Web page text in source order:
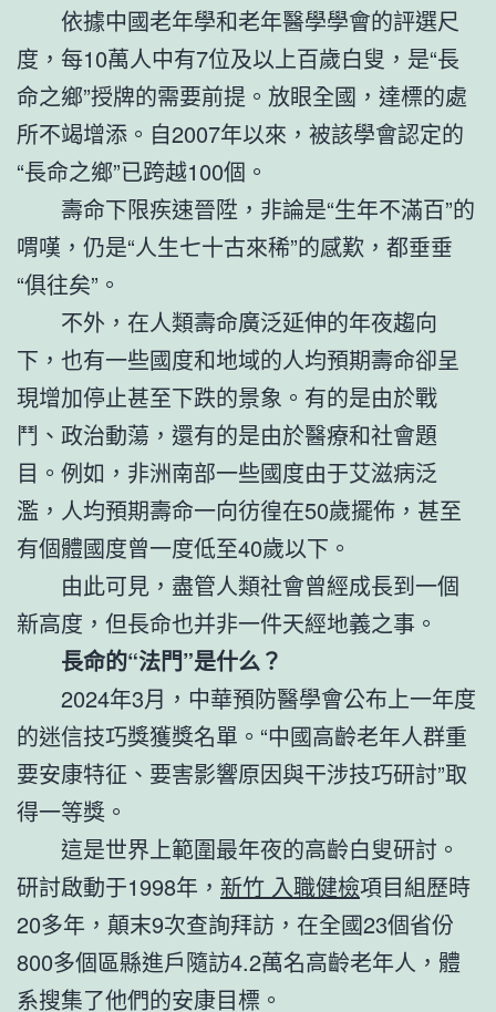
依據中國老年學和老年醫學學會的評選尺
度，每10萬人中有7位及以上百歲白叟，是“長
命之鄉”授牌的需要前提。放眼全國，達標的處
所不竭增添。自2007年以來，被該學會認定的
“長命之鄉”已跨越100個。
壽命下限疾速晉陞，非論是“生年不滿百”的
喟嘆，仍是“人生七十古來稀”的感歎，都垂垂
“俱往矣”。
不外，在人類壽命廣泛延伸的年夜趨向
下，也有一些國度和地域的人均預期壽命卻呈
現增加停止甚至下跌的景象。有的是由於戰
鬥、政治動蕩，還有的是由於醫療和社會題
目。例如，非洲南部一些國度由于艾滋病泛
濫，人均預期壽命一向彷徨在50歲擺佈，甚至
有個體國度曾一度低至40歲以下。
由此可見，盡管人類社會曾經成長到一個
新高度，但長命也并非一件天經地義之事。
長命的“法門”是什么？
2024年3月，中華預防醫學會公布上一年度
的迷信技巧獎獲獎名單。“中國高齡老年人群重
要安康特征、要害影響原因與干涉技巧研討”取
得一等獎。
這是世界上範圍最年夜的高齡白叟研討。
研討啟動于1998年， 新竹 入職健檢項目組歷時
20多年，顛末9次查詢拜訪，在全國23個省份
800多個區縣進戶隨訪4.2萬名高齡老年人，體
系搜集了他們的安康目標。